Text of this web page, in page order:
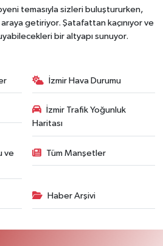
temasıyla sizleri buluştururken,
getiriyor. Şatafattan kaçınıyor ve
bir altyapı sunuyor.
İzmir Hava Durumu
İzmir Trafik Yoğunluk
Haritası
ve
Tüm Manşetler
Haber Arşivi